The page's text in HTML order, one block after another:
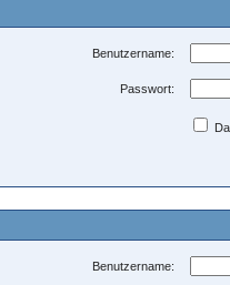
Benutzername:
Passwort:
Benutzername: